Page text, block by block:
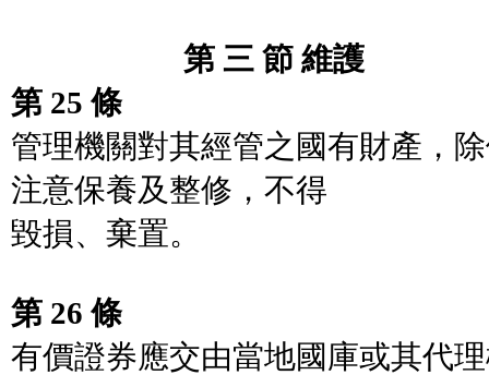
第 三 節 維護
第 25 條
管理機關對其經管之國有財產，
注意保養及整修，不得
毀損、棄置。
第 26 條
有價證券應交由當地國庫或其代